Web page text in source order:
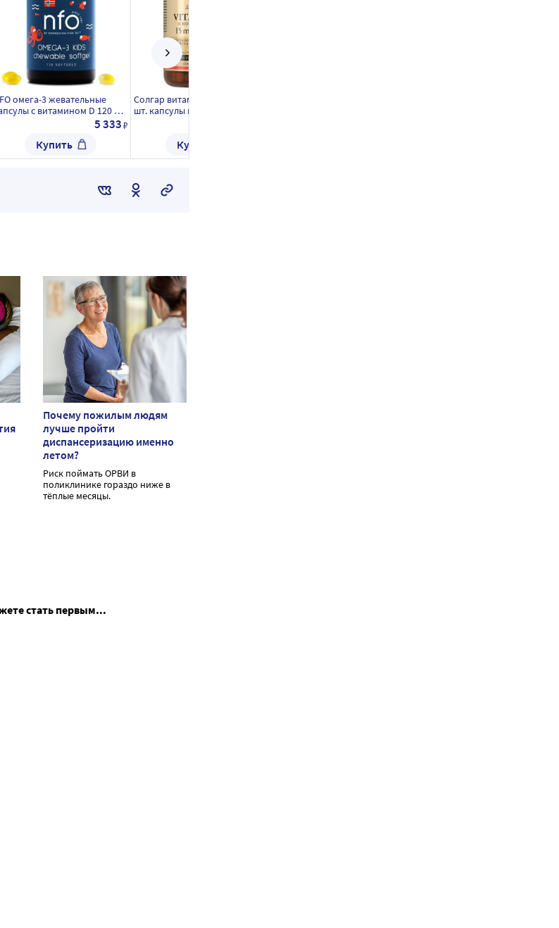
омега-3 жевательные
с витамином D 120 шт.
5 333₽
Купить
Солгар витамин d3 600 МЕ 120
шт. капсулы массой 240 мг
Купить
Почему пожилым людям
лучше пройти
диспансеризацию именно
летом?
Риск поймать ОРВИ в
поликлинике гораздо ниже в
тёплые месяцы.
стать первым...